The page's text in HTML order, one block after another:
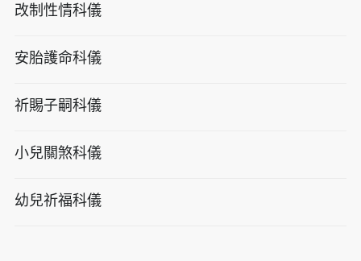
改制性情科儀
安胎護命科儀
祈賜子嗣科儀
小兒關煞科儀
幼兒祈福科儀